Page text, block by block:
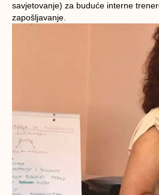
savjetovanje) za buduće interne
zapošljavanje.